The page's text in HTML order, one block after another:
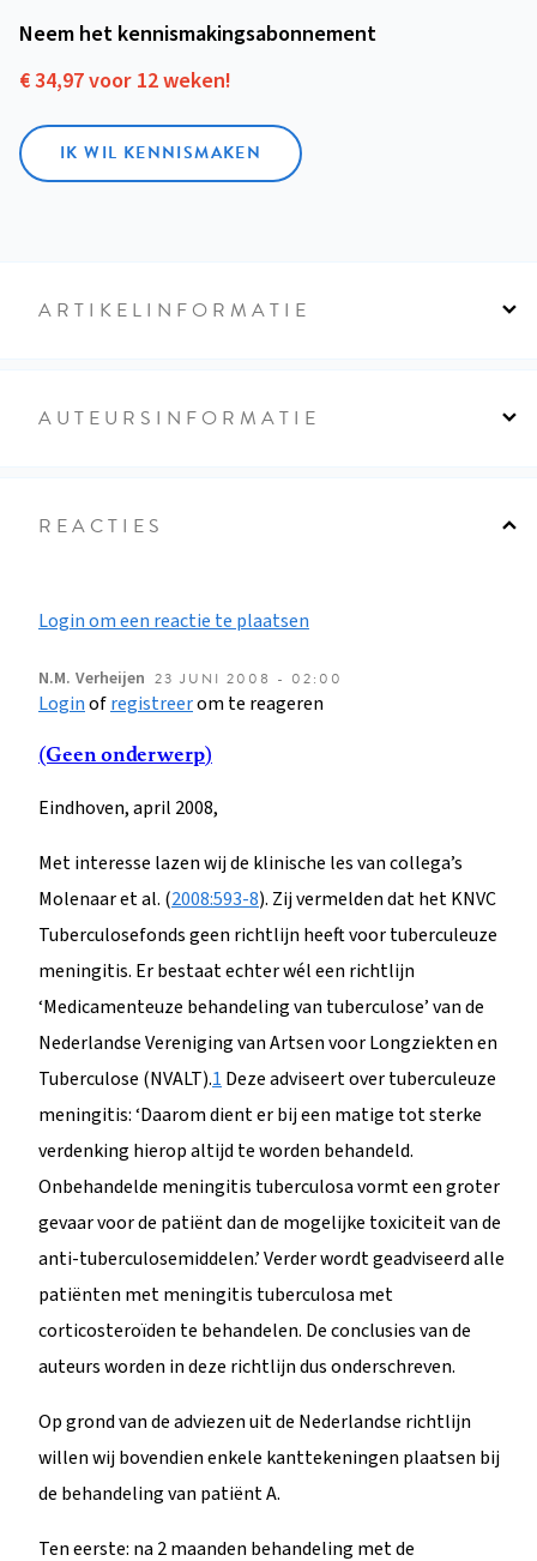
Neem het kennismakings­abonnement
€ 34,97 voor 12 weken!
IK WIL KENNISMAKEN
ARTIKELINFORMATIE
AUTEURSINFORMATIE
REACTIES
Login om een reactie te plaatsen
N.M. Verheijen 23 JUNI 2008 - 02:00
Loginofregistreerom te reageren
(Geen onderwerp)
Eindhoven, april 2008,
Met interesse lazen wij de klinische les van collega’s
Molenaar et al. (2008:593-8). Zij vermelden dat het KNVC
Tuberculosefonds geen richtlijn heeft voor tuberculeuze
meningitis. Er bestaat echter wél een richtlijn
‘Medicamenteuze behandeling van tuberculose’ van de
Nederlandse Vereniging van Artsen voor Longziekten en
Tuberculose (NVALT).1 Deze adviseert over tuberculeuze
meningitis: ‘Daarom dient er bij een matige tot sterke
verdenking hierop altijd te worden behandeld.
Onbehandelde meningitis tuberculosa vormt een groter
gevaar voor de patiënt dan de mogelijke toxiciteit van de
anti-tuberculosemiddelen.’ Verder wordt geadviseerd alle
patiënten met meningitis tuberculosa met
corticosteroïden te behandelen. De conclusies van de
auteurs worden in deze richtlijn dus onderschreven.
Op grond van de adviezen uit de Nederlandse richtlijn
willen wij bovendien enkele kanttekeningen plaatsen bij
de behandeling van patiënt A.
Ten eerste: na 2 maanden behandeling met de